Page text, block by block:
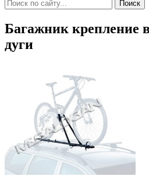
Багажник крепление
дуги